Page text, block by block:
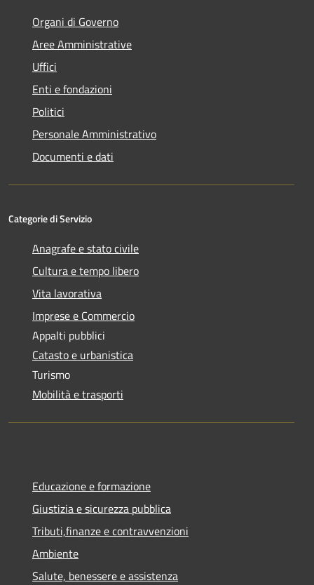
Organi di Governo
Aree Amministrative
Uffici
Enti e fondazioni
Politici
Personale Amministrativo
Documenti e dati
Categorie di Servizio
Anagrafe e stato civile
Cultura e tempo libero
Vita lavorativa
Imprese e Commercio
Appalti pubblici
Catasto e urbanistica
Turismo
Mobilità e trasporti
Educazione e formazione
Giustizia e sicurezza pubblica
Tributi,finanze e contravvenzioni
Ambiente
Salute, benessere e assistenza